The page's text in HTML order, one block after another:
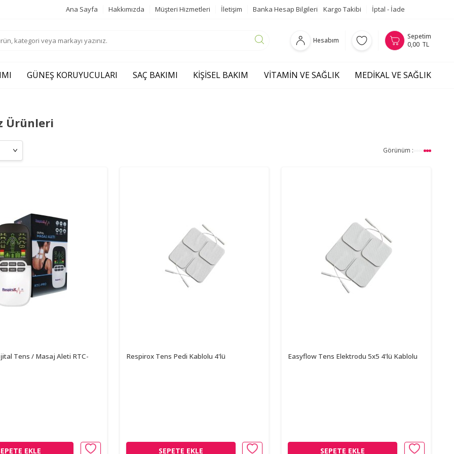
Ana Sayfa Hakkımızda Müşteri Hizmetleri İletişim Banka Hesap Bilgileri Kargo Takibi İptal - İade
Hesabım
Sepetim
0,00 TL
GÜNEŞ KORUYUCULARI SAÇ BAKIMI KIŞISEL BAKIM VITAMIN VE SAĞLIK MEDIKAL VE SAĞLIK
Ürünleri
Görünüm :
Tens / Masaj Aleti RTC-
EKLE
Respirox Tens Pedi Kablolu 4'lü
SEPETE EKLE
Easyflow Tens Elektrodu 5x5 4'lü Kablolu
SEPETE EKLE